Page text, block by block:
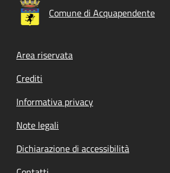
Comune di Acquapendente
Footer menu
Area riservata
Crediti
Informativa privacy
Note legali
Dichiarazione di accessibilità